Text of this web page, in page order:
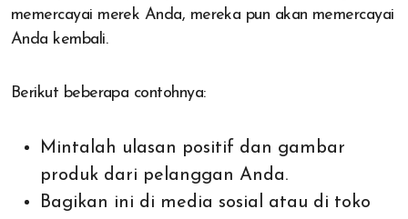
memercayai merek Anda, mereka pun akan memercayai
Anda kembali.
Berikut beberapa contohnya:
Mintalah ulasan positif dan gambar
produk dari pelanggan Anda.
Bagikan ini di media sosial atau di toko